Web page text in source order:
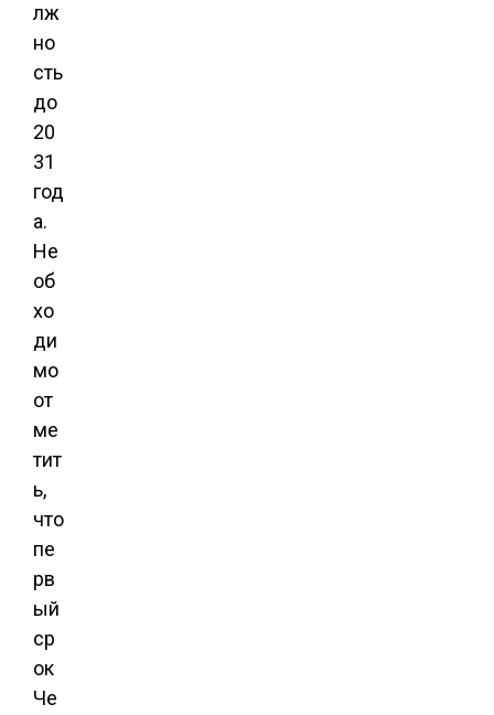
лж
но
сть
до
20
31
год
а.
Не
об
хо
ди
мо
от
ме
тит
ь,
что
пе
рв
ый
ср
ок
Че